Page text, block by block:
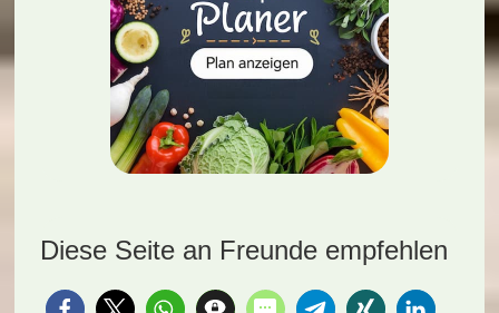
Diese Seite an Freunde empfehlen